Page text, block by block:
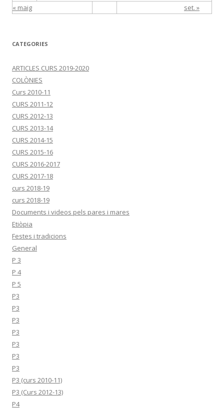
« maig set. »
CATEGORIES
ARTICLES CURS 2019-2020
COLÒNIES
Curs 2010-11
CURS 2011-12
CURS 2012-13
CURS 2013-14
CURS 2014-15
CURS 2015-16
CURS 2016-2017
CURS 2017-18
curs 2018-19
curs 2018-19
Documents i videos pels pares i mares
Etiòpia
Festes i tradicions
General
P 3
P 4
P 5
P3
P3
P3
P3
P3
P3
P3
P3 (curs 2010-11)
P3 (Curs 2012-13)
P4